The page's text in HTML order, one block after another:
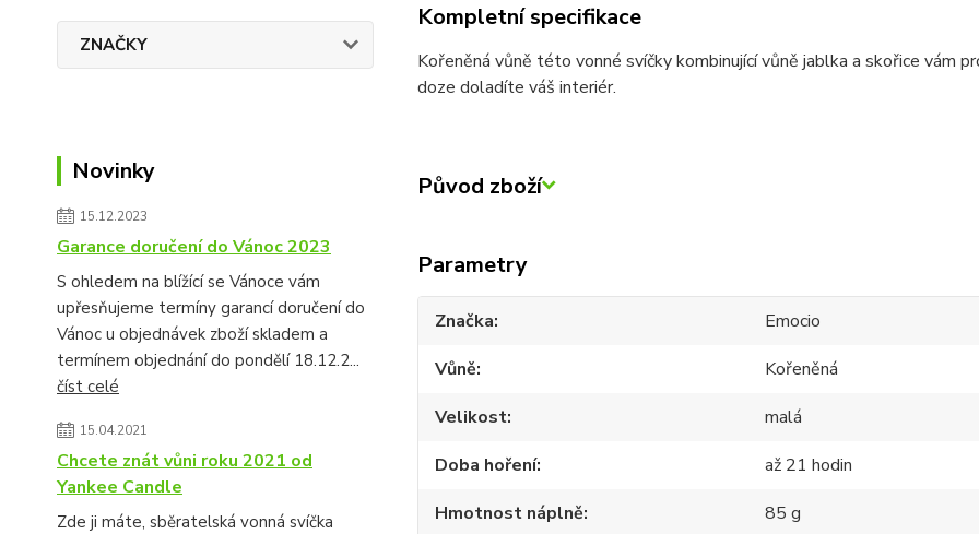
ZNAČKY
Novinky
15.12.2023
Garance doručení do Vánoc 2023
S ohledem na blížící se Vánoce vám
upřesňujeme termíny garancí doručení do
Vánoc u objednávek zboží skladem a
termínem objednání do pondělí 18.12.2...
číst celé
15.04.2021
Chcete znát vůni roku 2021 od
Yankee Candle
Zde ji máte, sběratelská vonná svíčka
Kompletní specifikace
Kořeněná vůně této vonné svíčky kombinující vůně jablka a skořice vám
doze doladíte váš interiér.
Původ zboží
Parametry
Značka
Emocio
Vůně
Kořeněná
Velikost
malá
Doba hoření
až 21 hodin
Hmotnost náplně
85 g